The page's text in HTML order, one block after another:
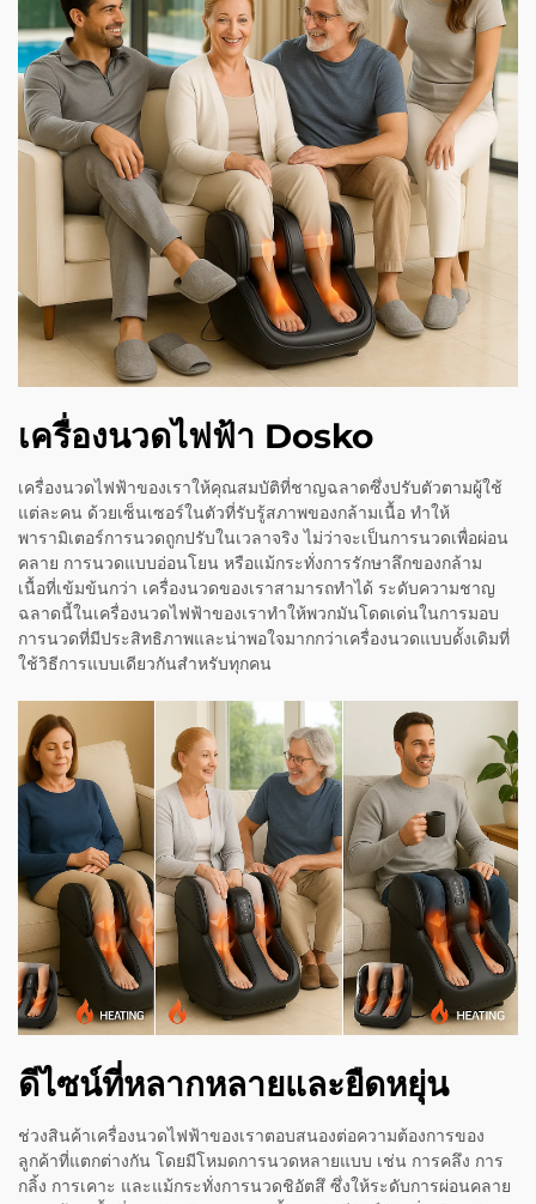
เครื่องนวดไฟฟ้า Dosko
เครื่องนวดไฟฟ้าของเราให้คุณสมบัติที่ชาญฉลาดซึ่งปรับตัวตามผู้ใช้
แต่ละคน ด้วยเซ็นเซอร์ในตัวที่รับรู้สภาพของกล้ามเนื้อ ทำให้
พารามิเตอร์การนวดถูกปรับในเวลาจริง ไม่ว่าจะเป็นการนวดเพื่อผ่อน
คลาย การนวดแบบอ่อนโยน หรือแม้กระทั่งการรักษาลึกของกล้าม
เนื้อที่เข้มข้นกว่า เครื่องนวดของเราสามารถทำได้ ระดับความชาญ
ฉลาดนี้ในเครื่องนวดไฟฟ้าของเราทำให้พวกมันโดดเด่นในการมอบ
การนวดที่มีประสิทธิภาพและน่าพอใจมากกว่าเครื่องนวดแบบดั้งเดิมที่
ใช้วิธีการแบบเดียวกันสำหรับทุกคน
ดีไซน์ที่หลากหลายและยืดหยุ่น
ช่วงสินค้าเครื่องนวดไฟฟ้าของเราตอบสนองต่อความต้องการของ
ลูกค้าที่แตกต่างกัน โดยมีโหมดการนวดหลายแบบ เช่น การคลึง การ
กลิ้ง การเคาะ และแม้กระทั่งการนวดชิอัตสึ ซึ่งให้ระดับการผ่อนคลาย